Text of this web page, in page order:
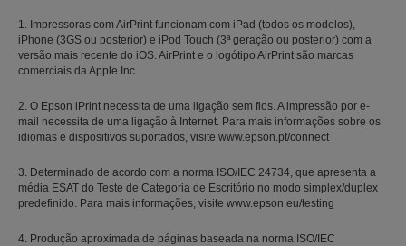
1. Impressoras com AirPrint funcionam com iPad (todos os modelos),
iPhone (3GS ou posterior) e iPod Touch (3ª geração ou posterior) com a
versão mais recente do iOS. AirPrint e o logótipo AirPrint são marcas
comerciais da Apple Inc
2. O Epson iPrint necessita de uma ligação sem fios. A impressão por e-
mail necessita de uma ligação à Internet. Para mais informações sobre os
idiomas e dispositivos suportados, visite www.epson.pt/connect
3. Determinado de acordo com a norma ISO/IEC 24734, que apresenta a
média ESAT do Teste de Categoria de Escritório no modo simplex/duplex
predefinido. Para mais informações, visite www.epson.eu/testing
4. Produção aproximada de páginas baseada na norma ISO/IEC